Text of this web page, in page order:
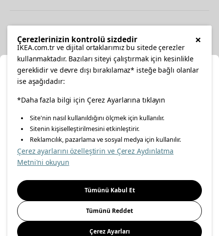
facebooktwitterinstagrampinterestyoutube
linkedin
Enerji Politikası Bilgi Güvenliği Politikası
Gıda Güvenliği Politikası
Önemli Bilgilendirme İnternet Sitesi Gizlilik Politikası
Kişisel Verilerin Korunması
Konumunuzu Seçin
İnternetten vereceğiniz siparişlerinizde size özel hizmet ve
içerikleri görebilmek için lütfen konumuzu seçin.
İl seçiniz
Seçiniz
×
Çerezlerinizin kontrolü sizdedir
IKEA.com.tr ve dijital ortaklarımız bu sitede çerezler
kullanmaktadır. Bazıları siteyi çalıştırmak için kesinlikle
gereklidir ve devre dışı bırakılamaz* isteğe bağlı olanlar
ise aşağıdadır:
*Daha fazla bilgi için Çerez Ayarlarına tıklayın
Site'nin nasıl kullanıldığını ölçmek için kullanılır.
Sitenin kişiselleştirilmesini etkinleştirir.
Reklamcılık, pazarlama ve sosyal medya için kullanılır.
Çerez ayarlarını özelleştirin ve Çerez Aydınlatma
Metni'ni okuyun
Tümünü Kabul Et
Tümünü Reddet
Çerez Ayarları